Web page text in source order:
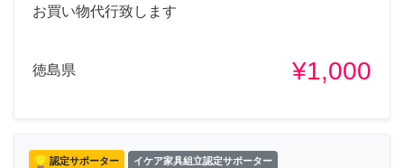
お買い物代行致します
徳島県 ¥1,000
認定サポーター イケア家具組立認定サポーター